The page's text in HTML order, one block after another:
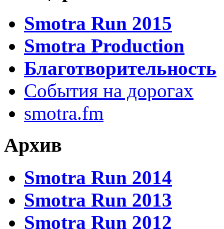
Smotra Run 2015
Smotra Production
Благотворительность
События на дорогах
smotra.fm
Архив
Smotra Run 2014
Smotra Run 2013
Smotra Run 2012